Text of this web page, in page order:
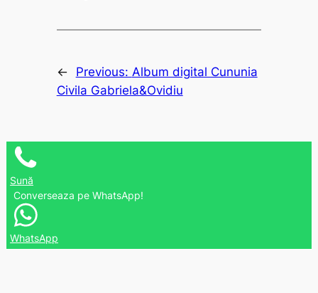
← Previous: Album digital Cununia
Civila Gabriela&Ovidiu
Sună
Converseaza pe WhatsApp!
WhatsApp